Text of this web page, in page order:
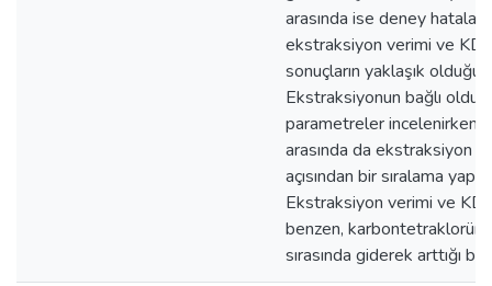
arasında ise deney hataları
ekstraksiyon verimi ve KD
sonuçların yaklaşık
Ekstraksiyonun bağlı
parametreler incelenirken,
arasında da ekstraksiyon
açısından bir sıralama
Ekstraksiyon verimi ve KD
benzen, karbontetraklorür
sırasında giderek arttığı